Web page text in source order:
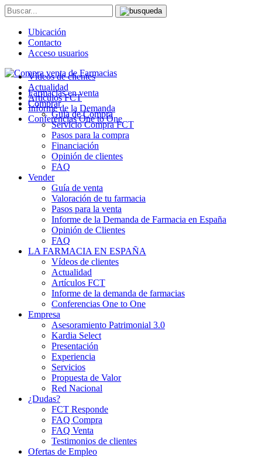
Ubicación
Contacto
Acceso usuarios
Farmacias en venta
Comprar
Guía de Compra
Servicio Compra FCT
Pasos para la compra
Financiación
Opinión de clientes
FAQ
Vender
Guía de venta
Valoración de tu farmacia
Pasos para la venta
Informe de la Demanda de Farmacia en España
Opinión de Clientes
FAQ
LA FARMACIA EN ESPAÑA
Vídeos de clientes
Actualidad
Artículos FCT
Informe de la demanda de farmacias
Conferencias One to One
Empresa
Asesoramiento Patrimonial 3.0
Kardia Select
Presentación
Experiencia
Servicios
Propuesta de Valor
Red Nacional
¿Dudas?
FCT Responde
FAQ Compra
FAQ Venta
Testimonios de clientes
Ofertas de Empleo
Vídeos de clientes
Actualidad
Artículos FCT
Informe de la Demanda
Conferencias One to One